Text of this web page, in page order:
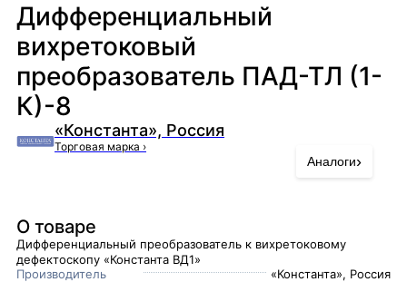
Дифференциальный
вихретоковый
преобразователь ПАД-ТЛ (1-
К)-8
«Константа», Россия
Торговая марка ›
Аналоги›
О товаре
Дифференциальный преобразователь к вихретоковому
дефектоскопу «Константа ВД1»
Производитель
«Константа», Россия